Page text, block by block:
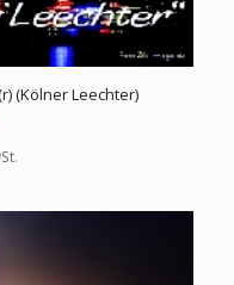
(Kölner Leechter)